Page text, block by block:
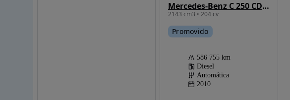
Mercedes-Benz C 250 CDi Avantgarde BlueEfficiency Aut.
2143 cm3 • 204 cv
Promovido
586 755 km
Diesel
Automática
2010